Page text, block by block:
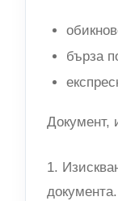
бърза
Документ,
1.
документа.